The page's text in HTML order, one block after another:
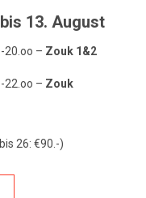
13. August
20.oo – Zouk 1&2
22.oo – Zouk
26: €90.-)